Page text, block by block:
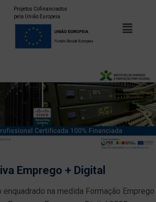
Projetos Cofinanciados
pela União Europeia
Emprego + Digital
na medida Formação Emprego